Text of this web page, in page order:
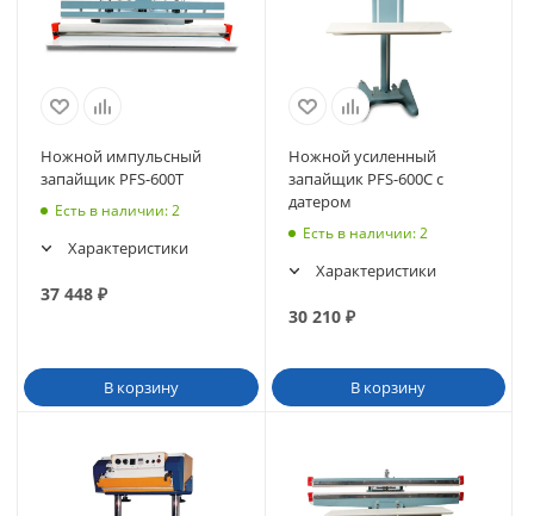
Ножной импульсный
запайщик PFS-600T
Есть в наличии: 2
Характеристики
37 448 ₽
В корзину
Ножной усиленный
запайщик PFS-600C с
датером
Есть в наличии: 2
Характеристики
30 210₽
В корзину